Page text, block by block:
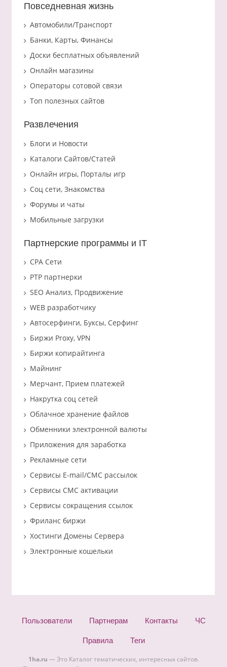
Повседневная жизнь
Автомобили/Транспорт
Банки, Карты, Финансы
Доски бесплатных объявлений
Онлайн магазины
Операторы сотовой связи
Топ полезных сайтов
Развлечения
Блоги и Новости
Каталоги Сайтов/Статей
Онлайн игры, Порталы игр
Соц сети, Знакомства
Форумы и чаты
Мобильные загрузки
Партнерские программы и IT
CPA Сети
PTP партнерки
SEO Анализ, Продвижение
WEB разработчику
Автосерфинги, Буксы, Серфинг
Биржи Proxy, VPN
Биржи копирайтинга
Майнинг
Мерчант, Прием платежей
Накрутка соц сетей
Облачное хранение файлов
Обменники электронной валюты
Приложения для заработка
Рекламные сети
Сервисы E-mail/СМС рассылок
Сервисы СМС активации
Сервисы сокращения ссылок
Фриланс биржи
Хостинги Домены Сервера
Электронные кошельки
Пользователи Партнерам Контакты ЧС
Правила Теги
1ha.ru — Это Каталог тематических, интересных сайтов.